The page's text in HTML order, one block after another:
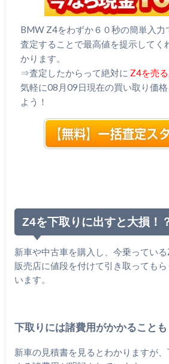
BMW Z4をわずか６０秒の簡単入力
査定することで最高値を提示してく
かります。
⇒査定したからって絶対に Z4を売
気軽に08月09日現在の買い取り価
よう！
Z4を下取りに出すと大損！
新車や中古車を購入し、今乗ってい
販売店に値段を付けて引き取っても
います。
下取りには諸費用がかかることも
新車の見積書を見るとわかりますが